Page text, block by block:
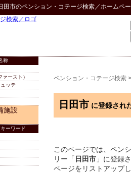
田市のペンション・コテージ検索／ホームペ
ペンション・コテージ検索
日田市 に登録され
このページでは、ペン
リー「 日田市 」に登録
ページをリストアップ
称
ースト）
ッテ
施設
ーワード